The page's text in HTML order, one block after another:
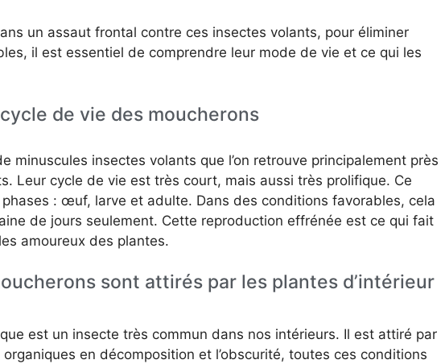
un assaut frontal contre ces insectes volants, pour éliminer
il est essentiel de comprendre leur mode de vie et ce qui les
de vie des moucherons
minuscules insectes volants que l’on retrouve principalement près
Leur cycle de vie est très court, mais aussi très prolifique. Ce
: œuf, larve et adulte. Dans des conditions favorables, cela
de jours seulement. Cette reproduction effrénée est ce qui fait
amoureux des plantes.
sont attirés par les plantes d’intérieur
est un insecte très commun dans nos intérieurs. Il est attiré par
organiques en décomposition et l’obscurité, toutes ces conditions